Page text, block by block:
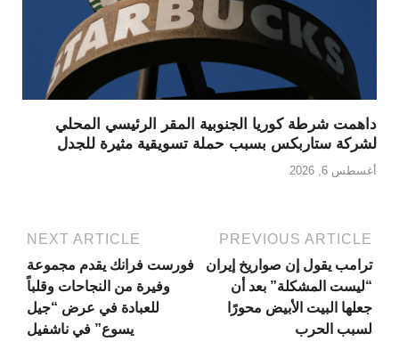
داهمت شرطة كوريا الجنوبية المقر الرئيسي المحلي
لشركة ستاربكس بسبب حملة تسويقية مثيرة للجدل
أغسطس 6, 2026
PREVIOUS ARTICLE
ترامب يقول إن صواريخ إيران
“ليست المشكلة” بعد أن
جعلها البيت الأبيض محورًا
لسبب الحرب
NEXT ARTICLE
فورست فرانك يقدم مجموعة
وفيرة من النجاحات وقلباً
للعبادة في عرض “جيل
يسوع” في ناشفيل